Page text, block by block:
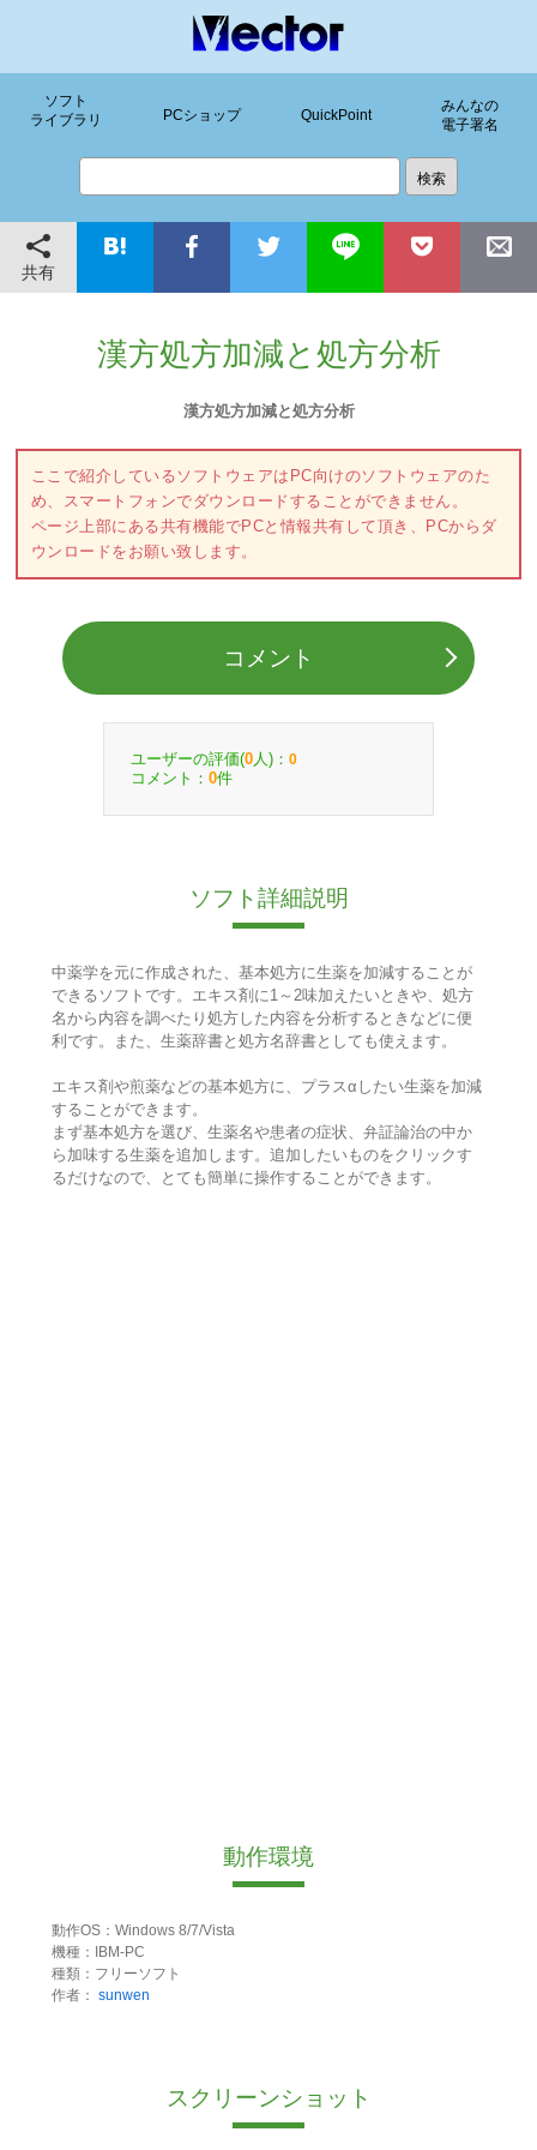
ソフト
ライブラリ
PCショップ QuickPoint
みんなの
電子署名
共有
漢方処方加減と処方分析
漢方処方加減と処方分析
ここで紹介しているソフトウェアはPC向けのソフトウェアのた
め、スマートフォンでダウンロードすることができません。
ページ上部にある共有機能でPCと情報共有して頂き、PCからダ
ウンロードをお願い致します。
コメント
ユーザーの評価(0 人)： 0
コメント： 0件
ソフト詳細説明
中薬学を元に作成された、基本処方に生薬を加減することが
できるソフトです。エキス剤に1～2味加えたいときや、処方
名から内容を調べたり処方した内容を分析するときなどに便
利です。また、生薬辞書と処方名辞書としても使えます。
エキス剤や煎薬などの基本処方に、プラスαしたい生薬を加減
することができます。
まず基本処方を選び、生薬名や患者の症状、弁証論治の中か
ら加味する生薬を追加します。追加したいものをクリックす
るだけなので、とても簡単に操作することができます。
動作環境
動作OS：Windows 8/7/Vista
機種：IBM-PC
種類：フリーソフト
作者： sunwen
スクリーンショット